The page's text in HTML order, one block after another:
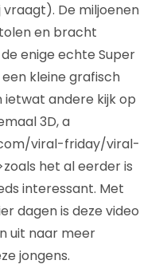
vraagt). De miljoenen
en bracht
de enige echte Super
kleine grafisch
ietwat andere kijk op
3D, a
viral-friday/viral-
het al eerder is
interessant. Met
dagen is deze video
uit naar meer
jongens.